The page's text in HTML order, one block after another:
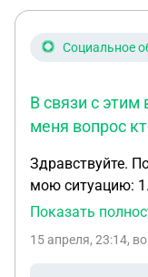
Социальное
В связи с
меня вопрос
Здравствуйте.
мою ситуацию: 1. Я ушла в первый декретный
отпуск в марте
2025 году я
Показать
15 апреля, 23:14,